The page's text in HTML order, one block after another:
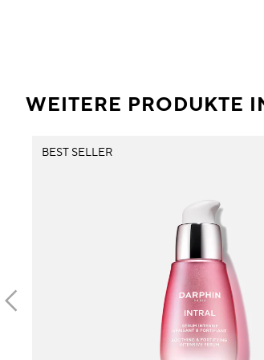
WEITERE PRODUKTE
BEST SELLER